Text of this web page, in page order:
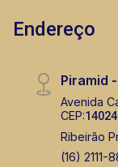
Endereço
Piramid
Avenida
CEP:
Ribeirão
(16) 2111-